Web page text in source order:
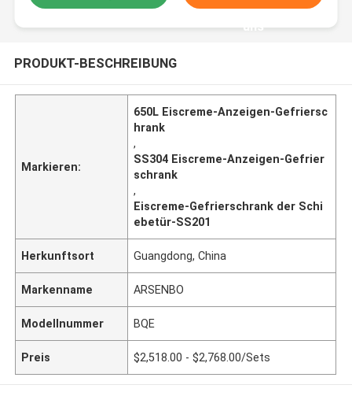
uns
PRODUKT-BESCHREIBUNG
Markieren:
650L Eiscreme-Anzeigen-Gefriersc
hrank
,
SS304 Eiscreme-Anzeigen-Gefrier
schrank
,
Eiscreme-Gefrierschrank der Schi
ebetür-SS201
Herkunftsort Guangdong, China
Markenname ARSENBO
Modellnummer BQE
Preis $2,518.00 - $2,768.00/Sets